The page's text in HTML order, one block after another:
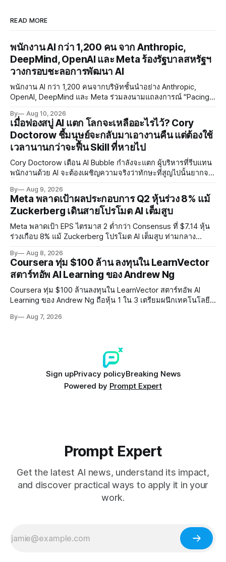
READ MORE
พนักงาน AI กว่า 1,200 คน จาก Anthropic,
DeepMind, OpenAI และ Meta ร้องรัฐบาลสหรัฐฯ
วางกรอบชะลอการพัฒนา AI
พนักงาน AI กว่า 1,200 คนจากบริษัทชั้นนำอย่าง Anthropic,
OpenAI, DeepMind และ Meta ร่วมลงนามแถลงการณ์ "Pacing
จังหวะการพัฒนา AI ท่ามกลางความกังวลด้าน RSI และ
Misalignment
By Aug 10, 2026
เมื่อฟองสบู่ AI แตก โลกจะเหลืออะไรไว้? Cory
Doctorow ชี้มนุษย์จะกลับมาเอางานคืน แต่ต้องใช้
เวลานานกว่าจะฟื้น Skill ที่หายไป
Cory Doctorow เตือน AI Bubble กำลังจะแตก ผู้บริหารที่รีบแทน
พนักงานด้วย AI จะต้องเผชิญความจริงว่าทักษะที่สูญไปนั้นยากจะ
Source แทน
By Aug 9, 2026
Meta พลาดเป้าผลประกอบการ Q2 หุ้นร่วง 8% แม้
Zuckerberg เดินสายโปรโมต AI เต็มสูบ
Meta พลาดเป้า EPS ไตรมาส 2 ต่ำกว่า Consensus ที่ $7.14 หุ้น
ร่วงเกือบ 8% แม้ Zuckerberg โปรโมต AI เต็มสูบ ท่ามกลาง
การทำร้ายเด็ก
By Aug 8, 2026
Coursera ทุ่ม $100 ล้าน ลงทุนใน LearnVector
สตาร์ทอัพ AI Learning ของ Andrew Ng
Coursera ทุ่ม $100 ล้านลงทุนใน LearnVector สตาร์ทอัพ AI
Learning ของ Andrew Ng ถือหุ้น 1 ใน 3 เตรียมผนึกเทคโนโลยี
แรกต้นปี 2027
By Aug 7, 2026
Sign upPrivacy policyBreaking News
Powered by Prompt Expert
Prompt Expert
Get the latest AI news, understand its impact,
and discover practical ways to apply it in your
work.